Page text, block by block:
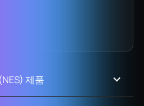
제품